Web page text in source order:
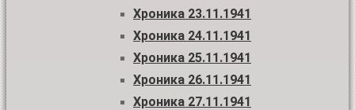
Хроника 23.11.1941
Хроника 24.11.1941
Хроника 25.11.1941
Хроника 26.11.1941
Хроника 27.11.1941